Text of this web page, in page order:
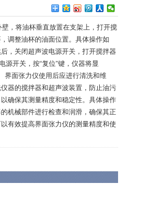
，将油杯垂直放置在支架上，打开搅
调整油杯的油面位置。具体操作如
，关闭超声波电源开关，打开搅拌器
源开关，按“复位”键，仪器将显
界面张力仪使用后应进行清洗和维
器的搅拌器和超声波装置，防止油污
确保其测量精度和稳定性。具体操作
机械部件进行检查和润滑，确保其正
有效提高界面张力仪的测量精度和使